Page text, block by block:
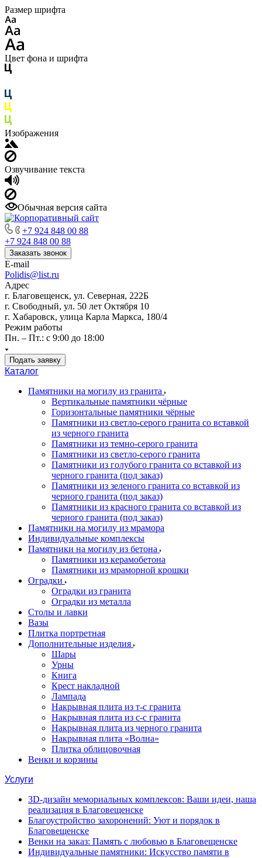
Размер шрифта
Цвет фона и шрифта
Изображения
Озвучивание текста
Обычная версия сайта
+7 924 848 00 88
+7 924 848 00 88
Заказать звонок
E-mail
Polidis@list.ru
Адрес
г. Благовещенск, ул. Северная, 222Б
г. Свободный, ул. 50 лет Октября 10
г. Хабаровск, улица Карла Маркса, 180/4
Режим работы
Пн. – Пт.: с 9:00 до 18:00
Подать заявку
Каталог
Памятники на могилу из гранита
Вертикальные памятники чёрные
Горизонтальные памятники чёрные
Памятники из светло-серого гранита со вставкой
из черного гранита
Памятники из темно-серого гранита
Памятники из светло-серого гранита
Памятники из голубого гранита со вставкой из
черного гранита (под заказ)
Памятники из зеленого гранита со вставкой из
черного гранита (под заказ)
Памятники из красного гранита со вставкой из
черного гранита (под заказ)
Памятники на могилу из мрамора
Индивидуальные комплексы
Памятники на могилу из бетона
Памятники из керамобетона
Памятники из мраморной крошки
Оградки
Оградки из гранита
Оградки из металла
Столы и лавки
Вазы
Плитка портретная
Дополнительные изделия
Шары
Урны
Книга
Крест накладной
Лампада
Накрывная плита из т-с гранита
Накрывная плита из с-с гранита
Накрывная плита из черного гранита
Накрывная плита «Волна»
Плитка облицовочная
Венки и корзины
Услуги
3D-дизайн мемориальных комплексов: Ваши идеи, наша
реализация в Благовещенске
Благоустройство захоронений: Уют и порядок в
Благовещенске
Венки на заказ: Память с любовью в Благовещенске
Индивидуальные памятники: Искусство памяти в